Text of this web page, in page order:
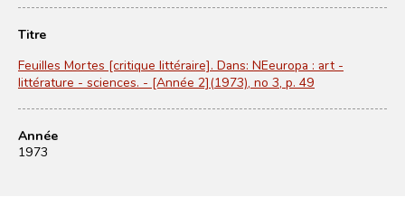
Titre
Feuilles Mortes [critique littéraire]. Dans: NEeuropa : art -
littérature - sciences. - [Année 2](1973), no 3, p. 49
Année
1973